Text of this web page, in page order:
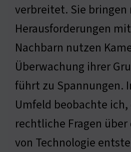
verbreitet. Sie bringen
Herausforderungen
Nachbarn nutzen
Überwachung ihrer
führt zu Spannungen.
Umfeld beobachte ich,
rechtliche Fragen
von Technologie